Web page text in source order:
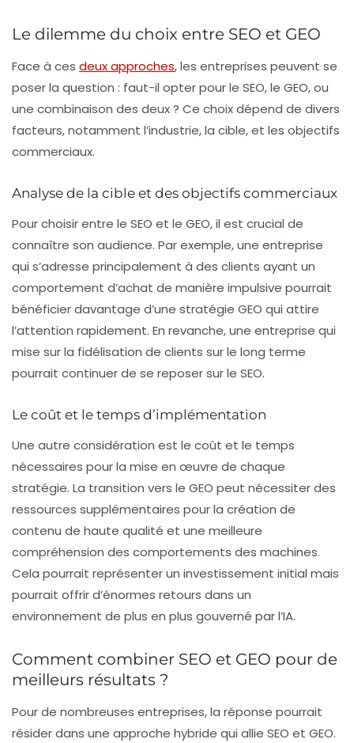
Le dilemme du choix entre SEO et GEO
Face à ces deux approches, les entreprises peuvent se
poser la question : faut-il opter pour le SEO, le GEO, ou
une combinaison des deux ? Ce choix dépend de divers
facteurs, notamment l’industrie, la cible, et les objectifs
commerciaux.
Analyse de la cible et des objectifs commerciaux
Pour choisir entre le SEO et le GEO, il est crucial de
connaître son audience. Par exemple, une entreprise
qui s’adresse principalement à des clients ayant un
comportement d’achat de manière impulsive pourrait
bénéficier davantage d’une stratégie GEO qui attire
l’attention rapidement. En revanche, une entreprise qui
mise sur la fidélisation de clients sur le long terme
pourrait continuer de se reposer sur le SEO.
Le coût et le temps d’implémentation
Une autre considération est le coût et le temps
nécessaires pour la mise en œuvre de chaque
stratégie. La transition vers le GEO peut nécessiter des
ressources supplémentaires pour la création de
contenu de haute qualité et une meilleure
compréhension des comportements des machines.
Cela pourrait représenter un investissement initial mais
pourrait offrir d’énormes retours dans un
environnement de plus en plus gouverné par l’IA.
Comment combiner SEO et GEO pour de
meilleurs résultats ?
Pour de nombreuses entreprises, la réponse pourrait
résider dans une approche hybride qui allie SEO et GEO.